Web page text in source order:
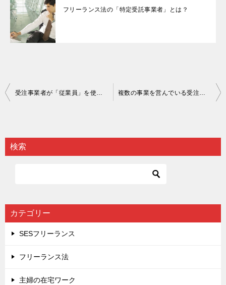
フリーランス法の「特定受託事業者」とは？
投
ビ
ゲ
ョ
ン
受注事業者が「従業員」を使用しないものとなった場合、当該業務委託はフリーランス法の対象となるのか。 複数の事業を営んでいる受注事業者へのフリーランス法の適用について
検索
カテゴリー
SESフリーランス
フリーランス法
主婦の在宅ワーク